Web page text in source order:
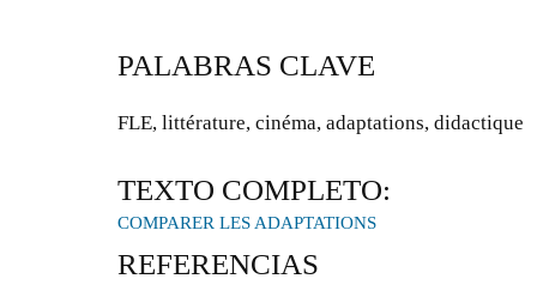
PALABRAS CLAVE
FLE, littérature, cinéma, adaptations, didactique
TEXTO COMPLETO:
COMPARER LES ADAPTATIONS
REFERENCIAS